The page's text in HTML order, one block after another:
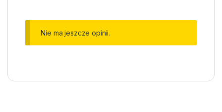
Nie ma jeszcze opinii.